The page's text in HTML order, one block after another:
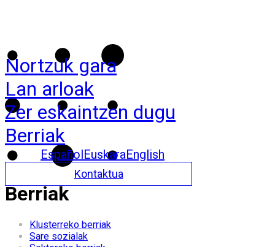
Nortzuk gara
Lan arloak
Zer eskaintzen dugu
Berriak
EspañolEuskaraEnglish
Kontaktua
Berriak
Klusterreko berriak
Sare sozialak